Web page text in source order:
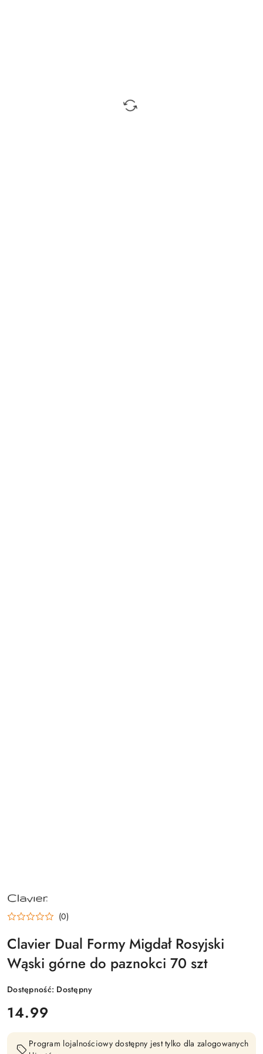
NAZWA
PRODUCENTA:
CLAVIER (0)
Clavier Dual Formy Migdał Rosyjski
Wąski górne do paznokci 70 szt
Dostępność: Dostępny
cena:
14.99
Program lojalnościowy dostępny jest tylko dla zalogowanych